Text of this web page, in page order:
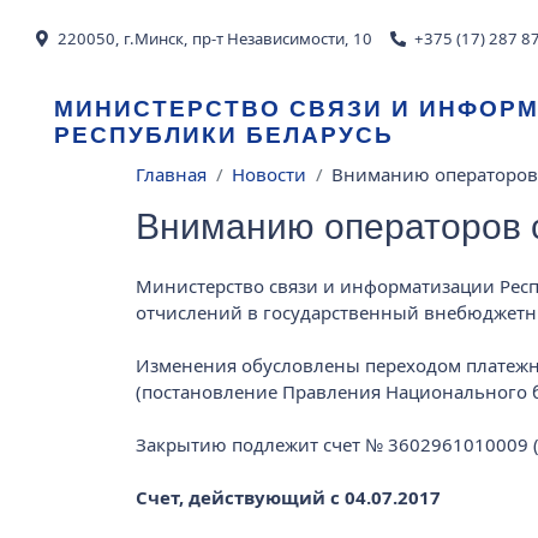
220050, г.Минск, пр-т Независимости, 10 +375 (17) 287
МИНИСТЕРСТВО СВЯЗИ И
РЕСПУБЛИКИ БЕЛАРУСЬ
Строка навигации
Главная Новости Вниманию операторов
Вниманию операторов
Министерство связи и информатизации
отчислений в государственный
Изменения обусловлены переходом
(постановление Правления Национального
Закрытию подлежит счет № 3602961010009
Счет, действующий с 04.07.2017